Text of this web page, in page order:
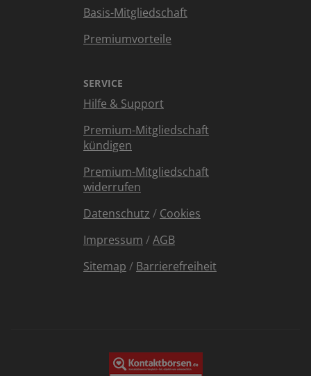
Basis-Mitgliedschaft
Premiumvorteile
SERVICE
Hilfe & Support
Premium-Mitgliedschaft
kündigen
Premium-Mitgliedschaft
widerrufen
Datenschutz / Cookies
Impressum /AGB
Sitemap / Barrierefreiheit